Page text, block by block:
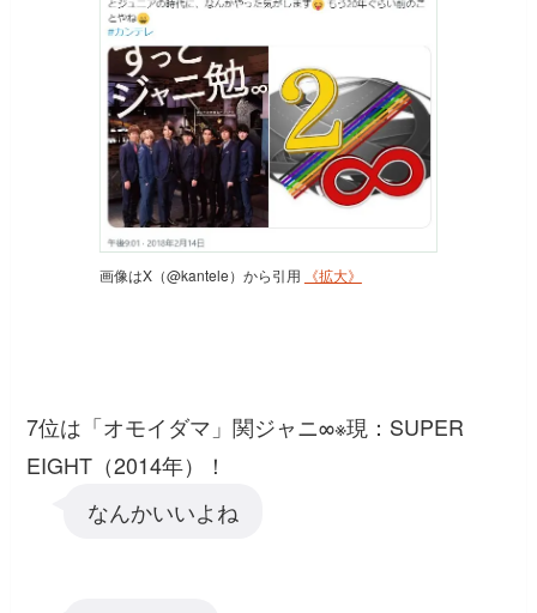
画像はX（@kantele）から引用 《拡大》
7位は「オモイダマ」関ジャニ∞※現：SUPER
EIGHT（2014年）！
なんかいいよね